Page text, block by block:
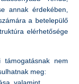
annak érdekében,
a betelepülő
elérhetősége
nem
meg: